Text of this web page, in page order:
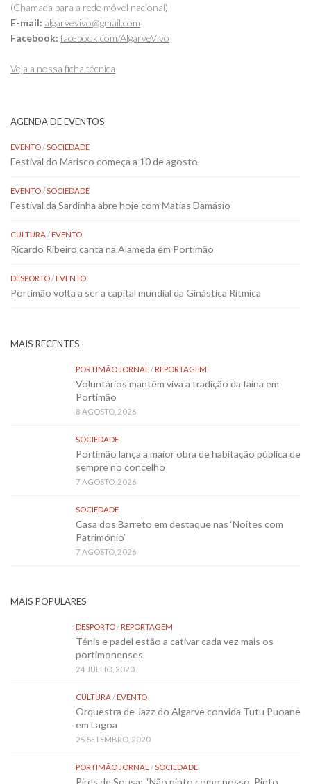
(Chamada para a rede móvel nacional)
E-mail: algarvevivo@gmail.com
Facebook: facebook.com/AlgarveVivo
Veja a nossa ficha técnica
AGENDA DE EVENTOS
EVENTO/SOCIEDADE
Festival do Marisco começa a 10 de agosto
EVENTO/SOCIEDADE
Festival da Sardinha abre hoje com Matias Damásio
CULTURA/EVENTO
Ricardo Ribeiro canta na Alameda em Portimão
DESPORTO/EVENTO
Portimão volta a ser a capital mundial da Ginástica Rítmica
MAIS RECENTES
PORTIMÃO JORNAL /REPORTAGEM
Voluntários mantêm viva a tradição da faina em
Portimão
8 AGOSTO, 2026
SOCIEDADE
Portimão lança a maior obra de habitação pública de
sempre no concelho
7 AGOSTO, 2026
SOCIEDADE
Casa dos Barreto em destaque nas ‘Noites com
Património’
7 AGOSTO, 2026
MAIS POPULARES
DESPORTO/REPORTAGEM
Ténis e padel estão a cativar cada vez mais os
portimonenses
24 JULHO, 2020
CULTURA/EVENTO
Orquestra de Jazz do Algarve convida Tutu Puoane
em Lagoa
25 SETEMBRO, 2020
PORTIMÃO JORNAL /SOCIEDADE
Pires de Sousa: “Não pinto como posso. Pinto